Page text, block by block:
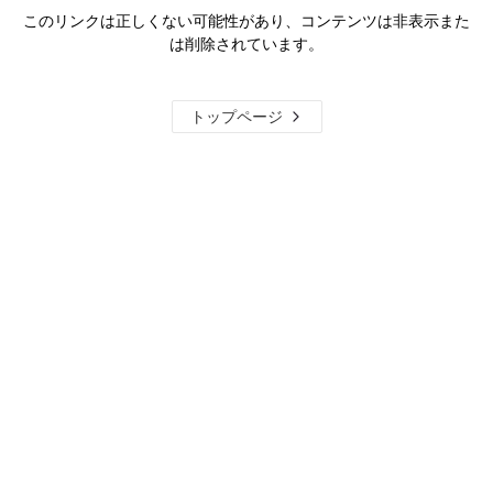
このリンクは正しくない可能性があり、コンテンツは非表示また
は削除されています。
トップページ